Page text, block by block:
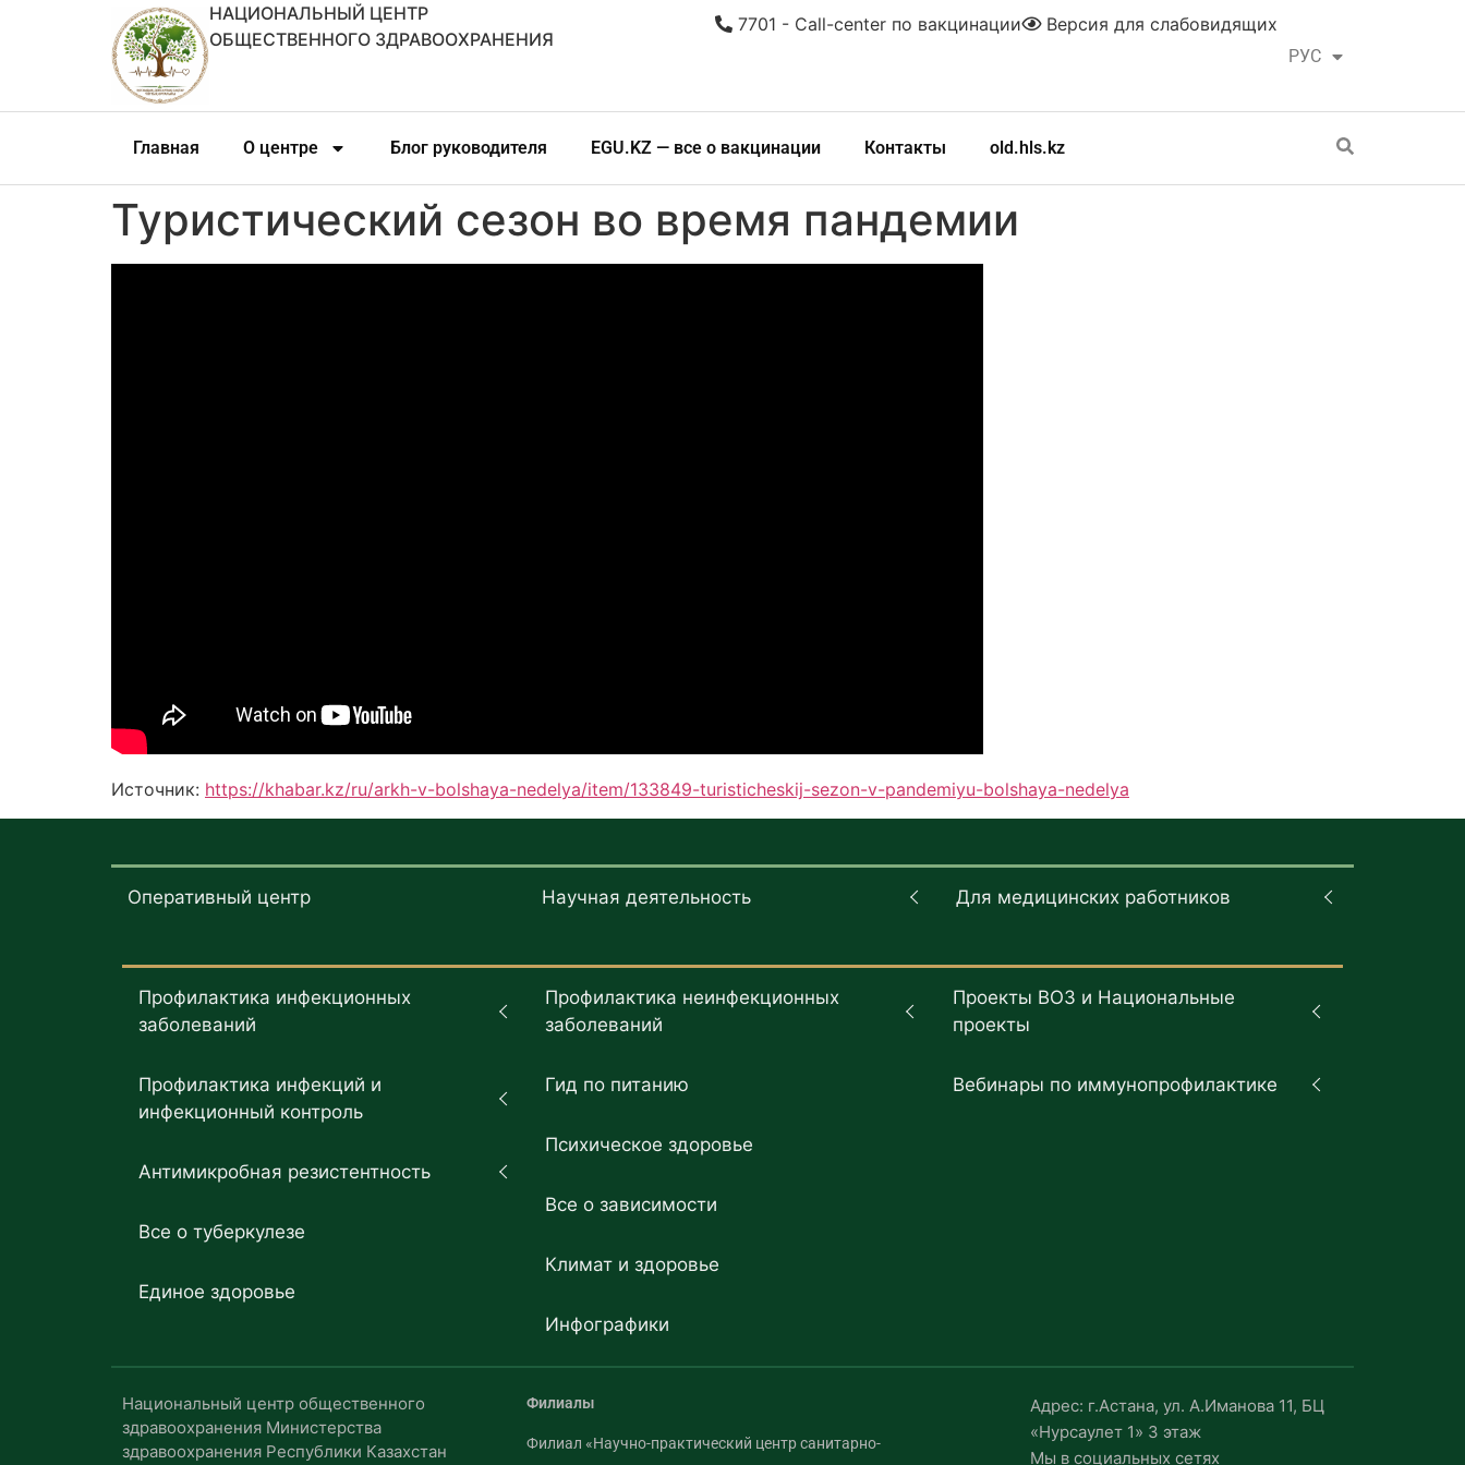
НАЦИОНАЛЬНЫЙ ЦЕНТР
ОБЩЕСТВЕННОГО ЗДРАВООХРАНЕНИЯ
РУС
ҚАЗ
Версия для слабовидящих
7701 - Call-center по вакцинации
Главная О центре Блог руководителя EGU.KZ — все о вакцинации Контакты old.hls.kz
Туристический сезон во время пандемии
Источник: https://khabar.kz/ru/arkh-v-bolshaya-nedelya/item/133849-turisticheskij-sezon-v-pandemiyu-bolshaya-nedelya
Оперативный центр Научная деятельность Для медицинских работников
Профилактика инфекционных
заболеваний
Профилактика инфекций и
инфекционный контроль
Антимикробная резистентность
Все о туберкулезе
Единое здоровье
Профилактика неинфекционных
заболеваний
Гид по питанию
Психическое здоровье
Все о зависимости
Климат и здоровье
Инфографики
Проекты ВОЗ и Национальные
проекты
Вебинары по иммунопрофилактике
Национальный центр общественного
здравоохранения Министерства
здравоохранения Республики Казахстан
Филиалы
Филиал «Научно-практический центр санитарно-
Адрес: г.Астана, ул. А.Иманова 11, БЦ
«Нурсаулет 1» 3 этаж
Мы в социальных сетях